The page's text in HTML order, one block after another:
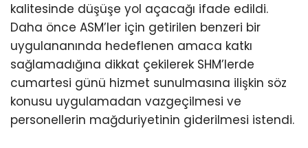
kalitesinde düşüşe yol açacağı ifade edildi.
Daha önce ASM’ler için getirilen benzeri bir
uygulananında hedeflenen amaca katkı
sağlamadığına dikkat çekilerek SHM’lerde
cumartesi günü hizmet sunulmasına ilişkin söz
konusu uygulamadan vazgeçilmesi ve
personellerin mağduriyetinin giderilmesi istendi.